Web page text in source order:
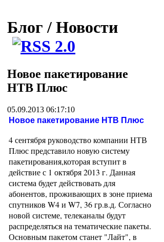
Блог / Новости
Новое пакетирование
НТВ Плюс
05.09.2013 06:17:10
Новое пакетирование НТВ Плюс
4 сентября руководство компании НТВ
Плюс представило новую систему
пакетирования,которая вступит в
действие с 1 октября 2013 г. Данная
система будет действовать для
абонентов, проживающих в зоне приема
спутников W4 и W7, 36 гр.в.д. Согласно
новой системе, телеканалы будут
распределяться на тематические пакеты.
Основным пакетом станет "Лайт", в